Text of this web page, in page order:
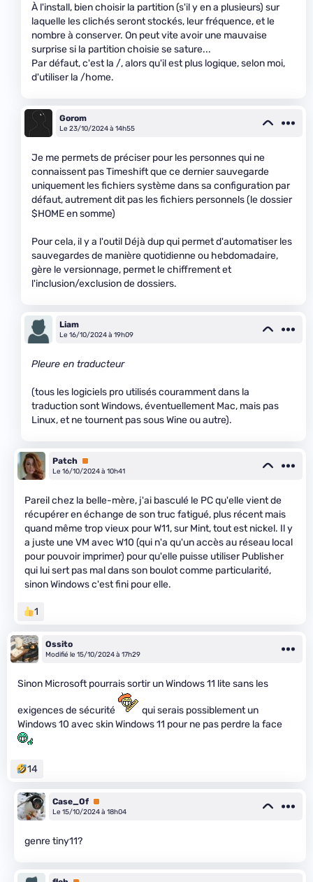
À l'install, bien choisir la partition (s'il y en a plusieurs) sur
laquelle les clichés seront stockés, leur fréquence, et le
nombre à conserver. On peut vite avoir une mauvaise
surprise si la partition choisie se sature...
Par défaut, c'est la /, alors qu'il est plus logique, selon moi,
d'utiliser la /home.
Gorom
Le 23/10/2024 à 14h55
Je me permets de préciser pour les personnes qui ne
connaissent pas Timeshift que ce dernier sauvegarde
uniquement les fichiers système dans sa configuration par
défaut, autrement dit pas les fichiers personnels (le dossier
$HOME en somme)
Pour cela, il y a l'outil Déjà dup qui permet d'automatiser les
sauvegardes de manière quotidienne ou hebdomadaire,
gère le versionnage, permet le chiffrement et
l'inclusion/exclusion de dossiers.
Liam
Le 16/10/2024 à 19h09
Pleure en traducteur
(tous les logiciels pro utilisés couramment dans la
traduction sont Windows, éventuellement Mac, mais pas
Linux, et ne tournent pas sous Wine ou autre).
Patch Premium
Le 16/10/2024 à 10h41
Pareil chez la belle-mère, j'ai basculé le PC qu'elle vient de
récupérer en échange de son truc fatigué, plus récent mais
quand même trop vieux pour W11, sur Mint, tout est nickel. Il y
a juste une VM avec W10 (qui n'a qu'un accès au réseau local
pour pouvoir imprimer) pour qu'elle puisse utiliser Publisher
qui lui sert pas mal dans son boulot comme particularité,
sinon Windows c'est fini pour elle.
1
Ossito
Modifié le 15/10/2024 à 17h29
Sinon Microsoft pourrais sortir un Windows 11 lite sans les
exigences de sécurité
qui serais possiblement un
Windows 10 avec skin Windows 11 pour ne pas perdre la face
14
Case_Of Premium
Le 15/10/2024 à 18h04
genre tiny11?